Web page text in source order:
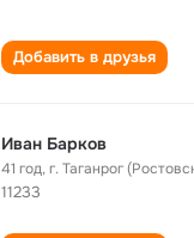
Добавить в друзья
Иван Барков
41 год,г. Таганрог
11233